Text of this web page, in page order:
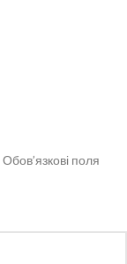
Обов’язкові поля